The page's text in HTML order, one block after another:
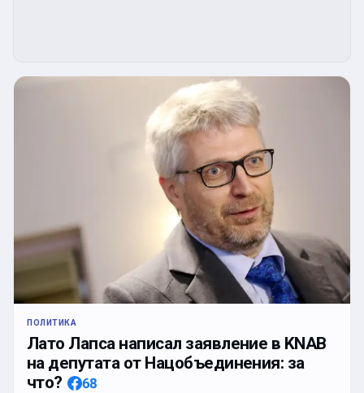
ПОЛИТИКА
Лато Лапса написал заявление в KNAB
на депутата от Нацобъединения: за
что?
68